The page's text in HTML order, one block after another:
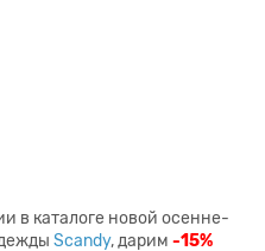
в каталоге новой осенне-
Scandy, дарим -15%